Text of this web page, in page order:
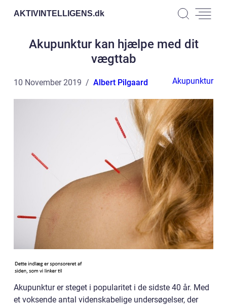
AKTIVINTELLIGENS.dk
Akupunktur kan hjælpe med dit
vægttab
10 November 2019 Albert Pilgaard Akupunktur
Akupunktur er steget i popularitet i de sidste 40 år. Med
et voksende antal videnskabelige undersøgelser, der